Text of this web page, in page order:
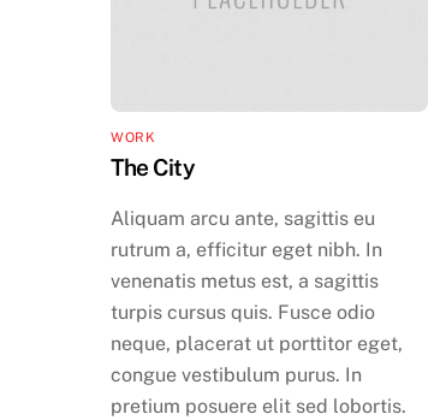
WORK
The City
Aliquam arcu ante, sagittis eu
rutrum a, efficitur eget nibh. In
venenatis metus est, a sagittis
turpis cursus quis. Fusce odio
neque, placerat ut porttitor eget,
congue vestibulum purus. In
pretium posuere elit sed lobortis.